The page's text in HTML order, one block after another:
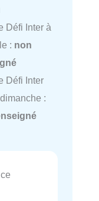
Défi Inter à
: non
Défi Inter
: